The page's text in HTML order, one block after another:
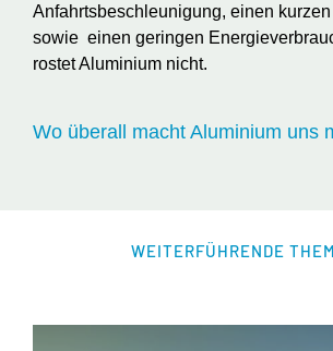
Anfahrtsbeschleunigung, einen
sowie einen geringen
rostet Aluminium nicht.
Wo überall macht Aluminium uns
WEITERFÜHRENDE